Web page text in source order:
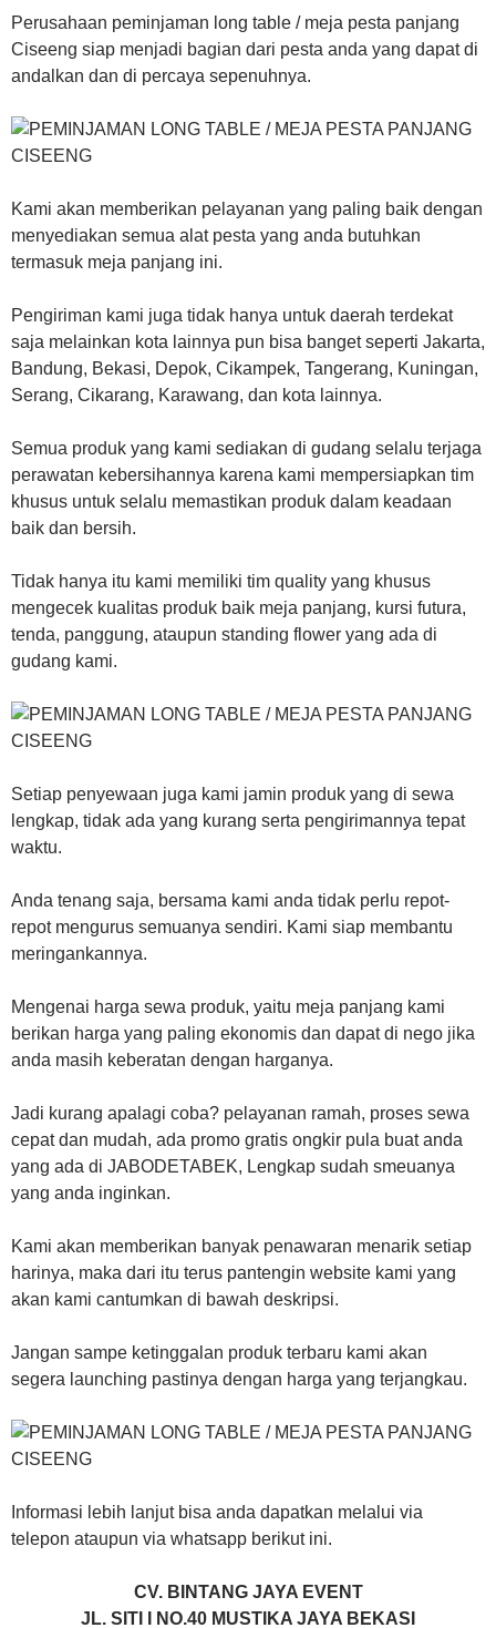
Perusahaan peminjaman long table / meja pesta panjang
Ciseeng siap menjadi bagian dari pesta anda yang dapat di
andalkan dan di percaya sepenuhnya.
Kami akan memberikan pelayanan yang paling baik dengan
menyediakan semua alat pesta yang anda butuhkan
termasuk meja panjang ini.
Pengiriman kami juga tidak hanya untuk daerah terdekat
saja melainkan kota lainnya pun bisa banget seperti Jakarta,
Bandung, Bekasi, Depok, Cikampek, Tangerang, Kuningan,
Serang, Cikarang, Karawang, dan kota lainnya.
Semua produk yang kami sediakan di gudang selalu terjaga
perawatan kebersihannya karena kami mempersiapkan tim
khusus untuk selalu memastikan produk dalam keadaan
baik dan bersih.
Tidak hanya itu kami memiliki tim quality yang khusus
mengecek kualitas produk baik meja panjang, kursi futura,
tenda, panggung, ataupun standing flower yang ada di
gudang kami.
Setiap penyewaan juga kami jamin produk yang di sewa
lengkap, tidak ada yang kurang serta pengirimannya tepat
waktu.
Anda tenang saja, bersama kami anda tidak perlu repot-
repot mengurus semuanya sendiri. Kami siap membantu
meringankannya.
Mengenai harga sewa produk, yaitu meja panjang kami
berikan harga yang paling ekonomis dan dapat di nego jika
anda masih keberatan dengan harganya.
Jadi kurang apalagi coba? pelayanan ramah, proses sewa
cepat dan mudah, ada promo gratis ongkir pula buat anda
yang ada di JABODETABEK, Lengkap sudah smeuanya
yang anda inginkan.
Kami akan memberikan banyak penawaran menarik setiap
harinya, maka dari itu terus pantengin website kami yang
akan kami cantumkan di bawah deskripsi.
Jangan sampe ketinggalan produk terbaru kami akan
segera launching pastinya dengan harga yang terjangkau.
Informasi lebih lanjut bisa anda dapatkan melalui via
telepon ataupun via whatsapp berikut ini.
CV. BINTANG JAYA EVENT
JL. SITI I NO.40 MUSTIKA JAYA BEKASI